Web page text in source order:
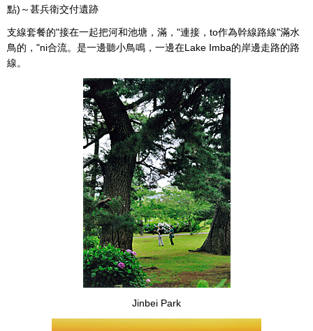
點)～甚兵衛交付遺跡
支線套餐的"接在一起把河和池塘，滿，"連接，to作為幹線路線"滿水
鳥的，"ni合流。是一邊聽小鳥鳴，一邊在Lake Imba的岸邊走路的路
線。
Jinbei Park